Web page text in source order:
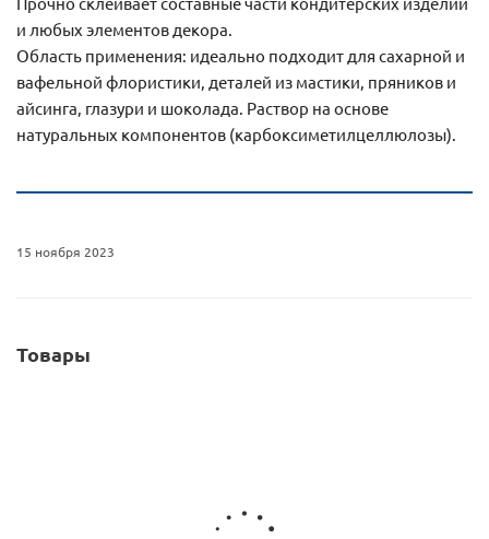
и любых элементов декора.
Область применения: идеально подходит для сахарной и
вафельной флористики, деталей из мастики, пряников и
айсинга, глазури и шоколада. Раствор на основе
натуральных компонентов (карбоксиметилцеллюлозы).
15 ноября 2023
Товары